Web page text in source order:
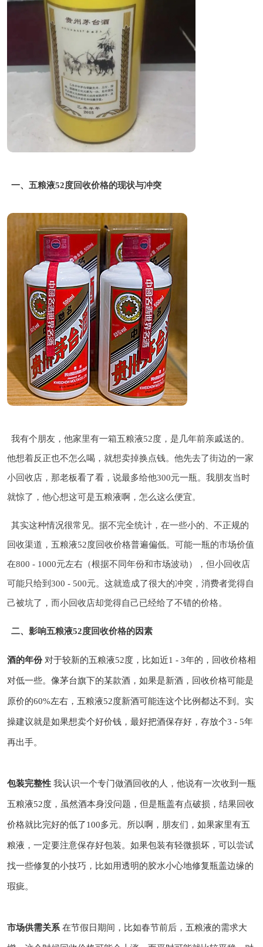
一、五粮液52度回收价格的现状与冲突
我有个朋友，他家里有一箱五粮液52度，是几年前亲戚送的。
他想着反正也不怎么喝，就想卖掉换点钱。他先去了街边的一家
小回收店，那老板看了看，说最多给他300元一瓶。我朋友当时
就惊了，他心想这可是五粮液啊，怎么这么便宜。
其实这种情况很常见。据不完全统计，在一些小的、不正规的
回收渠道，五粮液52度回收价格普遍偏低。可能一瓶的市场价值
在800 - 1000元左右（根据不同年份和市场波动），但小回收店
可能只给到300 - 500元。这就造成了很大的冲突，消费者觉得自
己被坑了，而小回收店却觉得自己已经给了不错的价格。
二、影响五粮液52度回收价格的因素
酒的年份对于较新的五粮液52度，比如近1 - 3年的，回收价格相
对低一些。像茅台旗下的某款酒，如果是新酒，回收价格可能是
原价的60%左右，五粮液52度新酒可能连这个比例都达不到。实
操建议就是如果想卖个好价钱，最好把酒保存好，存放个3 - 5年
再出手。
包装完整性我认识一个专门做酒回收的人，他说有一次收到一瓶
五粮液52度，虽然酒本身没问题，但是瓶盖有点破损，结果回收
价格就比完好的低了100多元。所以啊，朋友们，如果家里有五
粮液，一定要注意保存好包装。如果包装有轻微损坏，可以尝试
找一些修复的小技巧，比如用透明的胶水小心地修复瓶盖边缘的
瑕疵。
市场供需关系在节假日期间，比如春节前后，五粮液的需求大